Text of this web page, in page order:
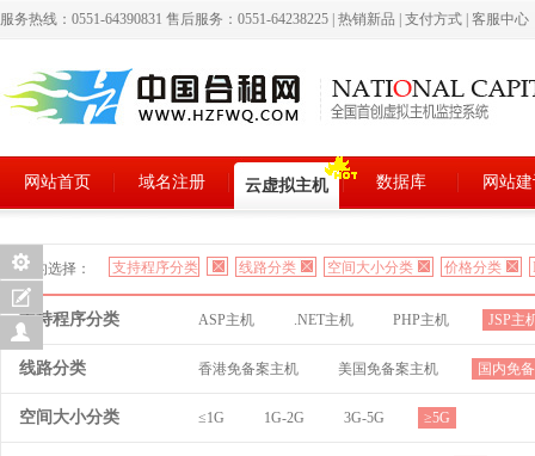
服务热线：0551-64390831 售后服务：0551-64238225 热销新品 支付方式 客服中心
网站首页 域名注册 云虚拟主机 数据库 网站
您的选择： 支持程序分类 线路分类 空间大小分类 价格分类
支持程序分类 ASP主机 .NET主机 PHP主机 JSP主
线路分类 香港免备案主机 美国免备案主机 国内免
空间大小分类 ≤1G 1G-2G 3G-5G ≥5G